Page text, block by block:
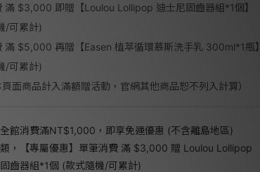
滿 $3,000 即贈【Loulou Lollipop 迪士尼固齒器組*1個】
/可累計)
滿 $5,000 再贈【Easen 植萃循環慕斯洗手乳 300ml*1瓶】
/可累計)
頁面商品計入滿額贈活動，官網其他商品恕不列入計算）
館消費滿NT$1,000，即享免運優惠 (不含離島地區)
，【專屬優惠】單筆消費 滿 $3,000 贈 Loulou Lollipop
齒器組*1個 (款式隨機/可累計)